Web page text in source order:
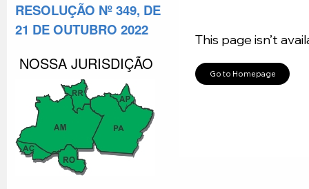
RESOLUÇÃO Nº 349, DE
21 DE OUTUBRO 2022
NOSSA JURISDIÇÃO